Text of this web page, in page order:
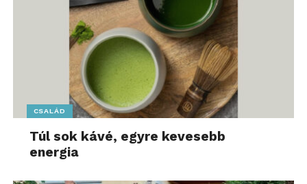
CSALÁD
Túl sok kávé, egyre kevesebb
energia